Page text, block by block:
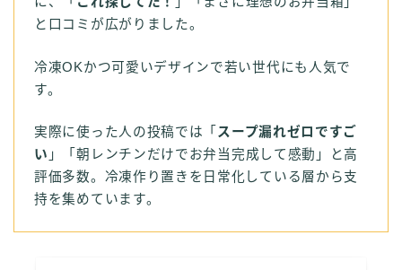
と口コミが広がりました。
冷凍OKかつ可愛いデザインで若い世代にも人気で
す。
実際に使った人の投稿では「 スープ漏れゼロですご
い 」「朝レンチンだけでお弁当完成して感動」と高
評価多数。冷凍作り置きを日常化している層から支
持を集めています。